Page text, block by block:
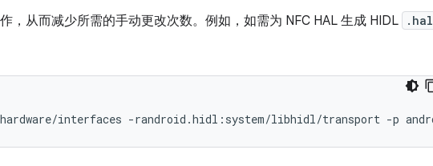
，从而减少所需的手动更改次数。例如，如需为 NFC HAL 生成 HIDL .hal